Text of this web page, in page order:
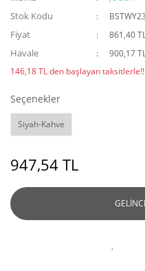
Stok Kodu
Fiyat 861,40
Havale
900,17
146,18 TL den başlayan taksitlerle!!
Seçenekler
Siyah-Kahve
947,54 TL